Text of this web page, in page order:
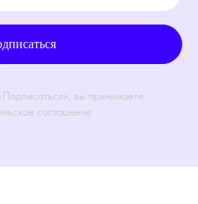
вы принимаете
соглашение